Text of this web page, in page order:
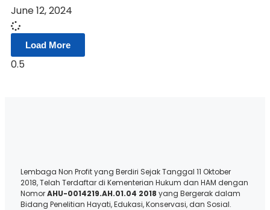
June 12, 2024
Load More
Lembaga Non Profit yang Berdiri Sejak Tanggal 11 Oktober
2018, Telah Terdaftar di Kementerian Hukum dan HAM dengan
NomorAHU-0014219.AH.01.04 2018 yang Bergerak dalam
Bidang Penelitian Hayati, Edukasi, Konservasi, dan Sosial.